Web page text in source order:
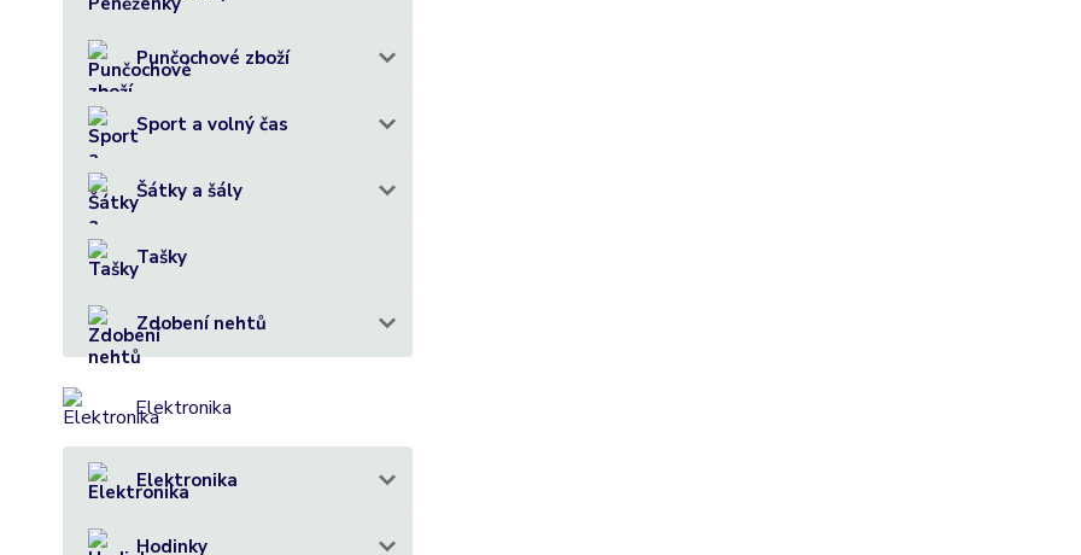
Punčochové zboží
Sport a volný čas
Šátky a šály
Tašky
Zdobení nehtů
Elektronika
Elektronika
Hodinky